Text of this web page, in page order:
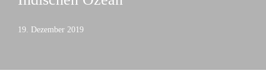
19. Dezember 2019